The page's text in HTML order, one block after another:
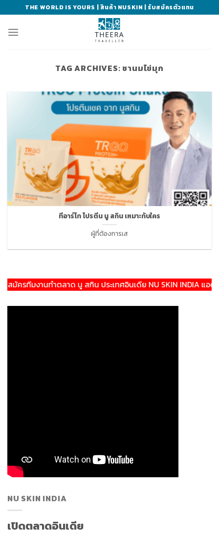
to
content
THE WORLD IS YOURS | สินค้า NUSKIN | รับสมัครตัวแทน
TAG ARCHIVES: ชานมไข่มุก
ทีอาร์โก โปรตีน นู สกิน เหมาะกับใคร
ผู้ที่ต้องการเส
รทีมงานทำตลาด นู สกิน ประเทศอินเดีย NU SKIN INDIA แอดไลน์
NU SKIN INDIA
เปิดตลาดอินเดีย